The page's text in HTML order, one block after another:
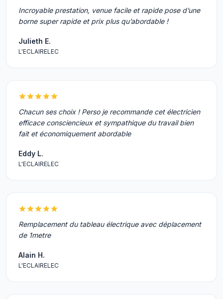
Incroyable prestation, venue facile et rapide pose d’une
borne super rapide et prix plus qu’abordable !
Julieth E.
L'ECLAIRELEC
Chacun ses choix ! Perso je recommande cet électricien
efficace consciencieux et sympathique du travail bien
fait et économiquement abordable
Eddy L.
L'ECLAIRELEC
Remplacement du tableau électrique avec déplacement
de 1metre
Alain H.
L'ECLAIRELEC